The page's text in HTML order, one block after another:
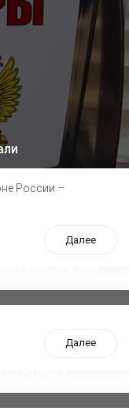
России –
Далее
Далее